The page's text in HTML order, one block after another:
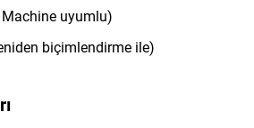
uyumlu)
biçimlendirme ile)